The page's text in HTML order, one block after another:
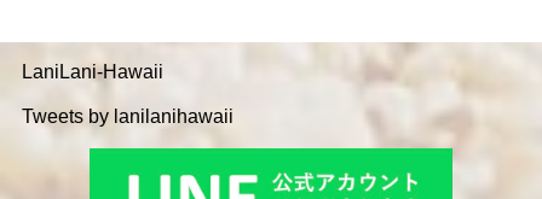
LaniLani-Hawaii
Tweets by lanilanihawaii